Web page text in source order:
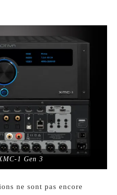
1 Gen 3
ne sont pas encore